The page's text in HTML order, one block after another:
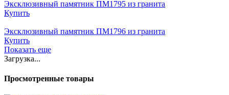
Эксклюзивный памятник ПМ1795 из гранита
Купить
Эксклюзивный памятник ПМ1796 из гранита
Купить
Показать еще
Загрузка...
Просмотренные товары